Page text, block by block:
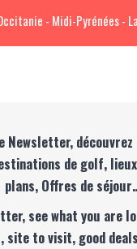
- Midi-Pyrénées -
Newsletter, découvrez
de golf,
plans, Offres de
see what you are
site to visit, good